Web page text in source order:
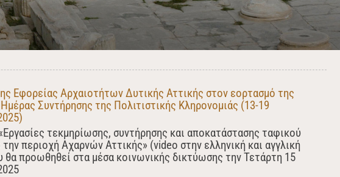
Εφορείας Αρχαιοτήτων Δυτικής Αττικής στον εορτασμό της
Συντήρησης της Πολιτιστικής Κληρονομιάς (13-19
τεκμηρίωσης, συντήρησης και αποκατάστασης ταφικού
περιοχή Αχαρνών Αττικής» (video στην ελληνική και αγγλική
προωθηθεί στα μέσα κοινωνικής δικτύωσης την Τετάρτη 15